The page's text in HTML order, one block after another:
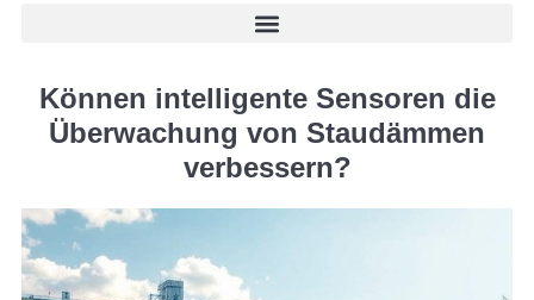
Können intelligente Sensoren die
Überwachung von Staudämmen
verbessern?